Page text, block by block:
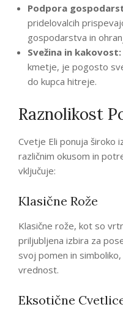
Podpora
pridelovalcih
gospodarstva in
Svežina in kakovost:
kmetje, je pogosto
do kupca hitreje.
Raznolikost
Cvetje Eli ponuja široko
različnim okusom in
vključuje:
Klasične Rože
Klasične rože, kot so
priljubljena izbira za
svoj pomen in
vrednost.
Eksotične